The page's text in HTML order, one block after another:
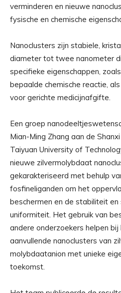
verminderen en nieuwe
fysische en chemische
Nanoclusters zijn stabiele,
diameter tot twee nanometer
specifieke eigenschappen,
bepaalde chemische reactie,
voor gerichte medicijnafgifte.
Een groep
Mian-Ming Zhang aan de
Taiyuan University of
nieuwe zilvermolybdaat
gekarakteriseerd met behulp
fosfineliganden om het
beschermen en de stabiliteit
uniformiteit. Het gebruik van
andere onderzoekers helpen
aanvullende nanoclusters van
molybdaatanion met unieke
toekomst.